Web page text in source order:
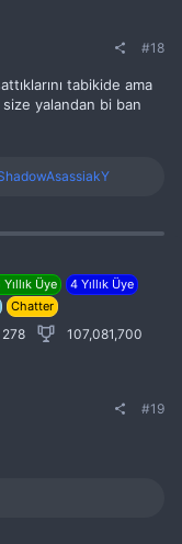
#18
tabikide ama
yalandan bi ban
Yıllık Üye
4 Yıllık Üye
Chatter
278
107,081,700
#19